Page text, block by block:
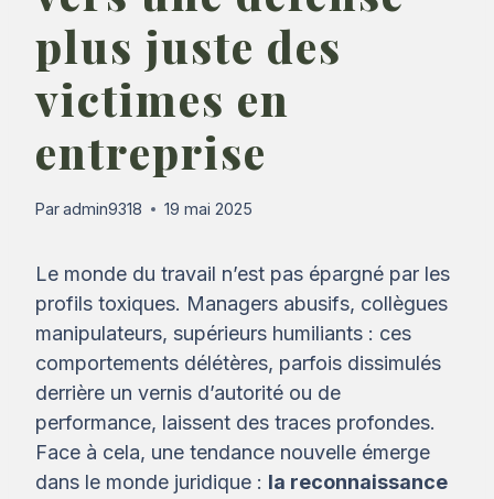
plus juste des
victimes en
entreprise
Paradmin9318 19 mai 2025
Le monde du travail n’est pas épargné par les
profils toxiques. Managers abusifs, collègues
manipulateurs, supérieurs humiliants : ces
comportements délétères, parfois dissimulés
derrière un vernis d’autorité ou de
performance, laissent des traces profondes.
Face à cela, une tendance nouvelle émerge
dans le monde juridique : la reconnaissance